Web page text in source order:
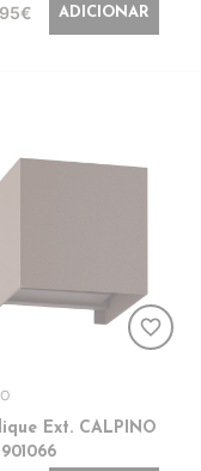
ADICIONAR
favorite_border
Ext. CALPINO